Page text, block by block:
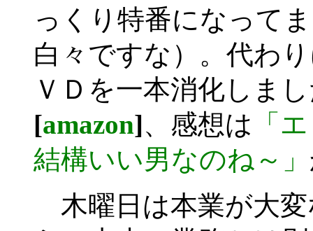
っくり特番になって
白々ですな）。代わ
ＶＤを一本消化しま
[amazon]、感想は 「
結構いい男なのね～」
木曜日は本業が大